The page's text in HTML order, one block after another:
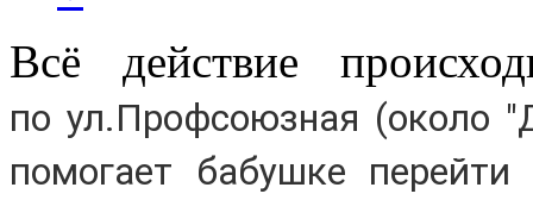
Всё действие
по ул.Профсоюзная (около
помогает бабушке